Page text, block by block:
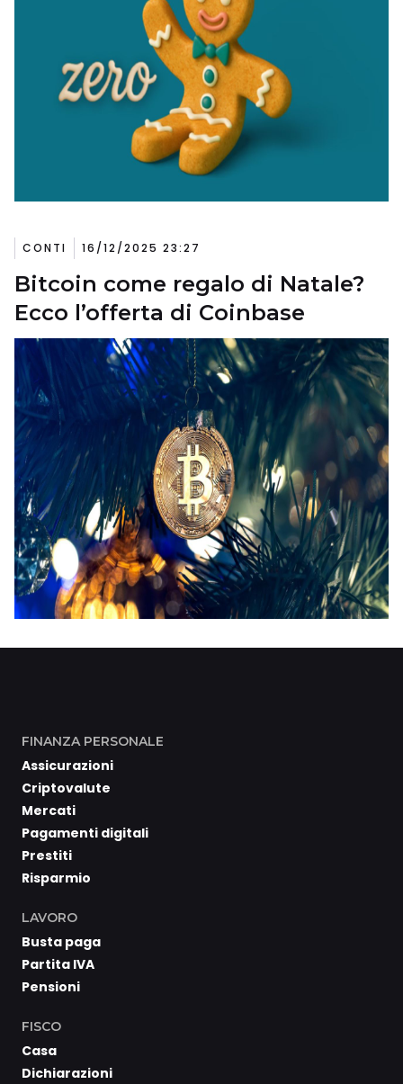
CONTI 16/12/2025 23:27
Bitcoin come regalo di Natale?
Ecco l’offerta di Coinbase
FINANZA PERSONALE
Assicurazioni
Criptovalute
Mercati
Pagamenti digitali
Prestiti
Risparmio
LAVORO
Busta paga
Partita IVA
Pensioni
FISCO
Casa
Dichiarazioni